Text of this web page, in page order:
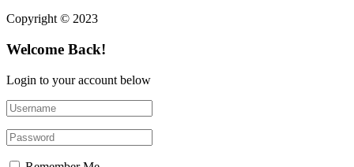
Copyright © 2023
Welcome Back!
Login to your account below